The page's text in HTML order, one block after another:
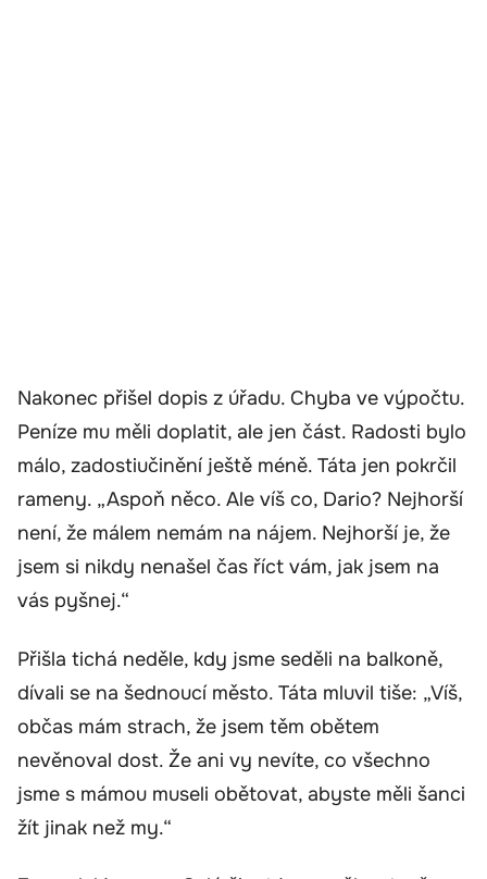
Nakonec přišel dopis z úřadu. Chyba ve výpočtu.
Peníze mu měli doplatit, ale jen část. Radosti bylo
málo, zadostiučinění ještě méně. Táta jen pokrčil
rameny. „Aspoň něco. Ale víš co, Dario? Nejhorší
není, že málem nemám na nájem. Nejhorší je, že
jsem si nikdy nenašel čas říct vám, jak jsem na
vás pyšnej.“
Přišla tichá neděle, kdy jsme seděli na balkoně,
dívali se na šednoucí město. Táta mluvil tiše: „Víš,
občas mám strach, že jsem těm obětem
nevěnoval dost. Že ani vy nevíte, co všechno
jsme s mámou museli obětovat, abyste měli šanci
žít jinak než my.“